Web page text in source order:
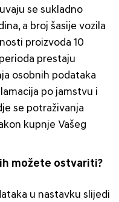
se sukladno
a broj šasije vozila
proizvoda 10
prestaju
osobnih podataka
po jamstvu i
se potraživanja
kupnje Vašeg
ih možete ostvariti?
u nastavku slijedi